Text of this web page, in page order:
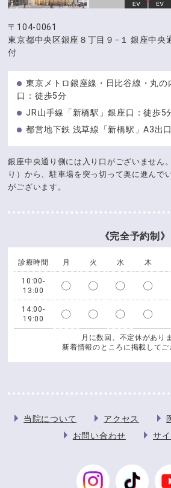
〒104-0061
東京都中央区銀座８丁目９−１ 銀座中央
付
東京メトロ銀座線・日比谷線・丸の
口：徒歩5分
JR山手線「新橋駅」銀座口：徒歩5
都営地下鉄 浅草線「新橋駅」A3出
銀座中央通り側には入り口がございません
り）から、駐車場を突っ切って奥に進んで
がございます。
《完全予約制》
診療時間 月 火 水 木
10:00-
13:00
〇 〇 〇 〇
14:00-
19:00
〇 〇 〇 〇
月に数回、不定休があり
新着情報のところに掲載してご
当院について アクセス
お問い合わせ
サ